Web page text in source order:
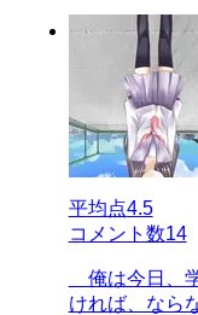
平均点4.5
コメント数14
俺は今日、
ければ、なら